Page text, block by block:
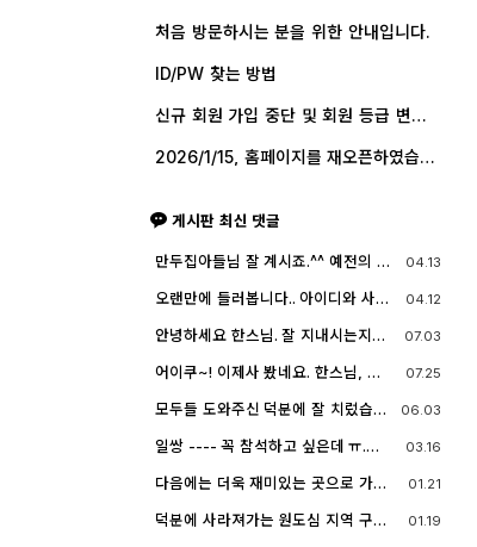
처음 방문하시는 분을 위한 안내입니다.
ID/PW 찾는 방법
신규 회원 가입 중단 및 회원 등급 변경
2026/1/15, 홈페이지를 재오픈하였습니
게시판 최신 댓글
만두집아들님 잘 계시죠.^^ 예전의 그
기억이 납니다. ^^;; djslr 홈페이지 활
동 및 사진 활동이 예전 같지는 않지
만, 동호회 활동의 추억을 남길 겸 가
능한 계속 홈페이지를 유지할 예정입
요.^^
04.13
오랜만에 들러봅니다.. 아이디와 사진
네요^^.. 다들 잘 지내시죠? 제가 이곳
에서 활동할때 까마득했던 회원님들
이었는데 이제 제가 그 나이가 되버렸
습니다^^..
04.12
안녕하세요 한스님. 잘 지내시는지
시간이었습니다
07.03
어이쿠~! 이제사 봤네요. 한스님, 안
07.25
모두들 도와주신 덕분에 잘 치렀습니
06.03
일쌍 ---- 꼭 참석하고 싶은데 ㅠ.
다. (다음에 개인적으로 들리겠습니
다)
03.16
다음에는 더욱 재미있는 곳으로 가보
네요.
01.21
덕분에 사라져가는 원도심 지역 구경
01.19